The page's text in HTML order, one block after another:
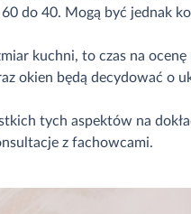
do 40. Mogą być jednak
kuchni, to czas na
okien będą decydować o
tych aspektów na
z fachowcami.